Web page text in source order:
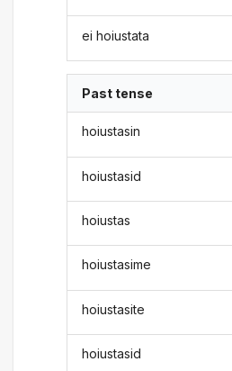
ei hoiustata
Past tense
hoiustasin
hoiustasid
hoiustas
hoiustasime
hoiustasite
hoiustasid